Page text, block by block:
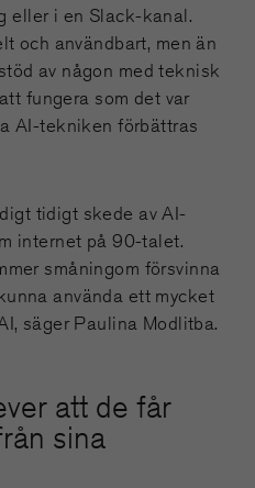
eller i en Slack-kanal.
och användbart, men än
av någon med teknisk
fungera som det var
AI-tekniken förbättras
tidigt skede av AI-
internet på 90-talet.
småningom försvinna
använda ett mycket
säger Paulina Modlitba.
att de får
sina